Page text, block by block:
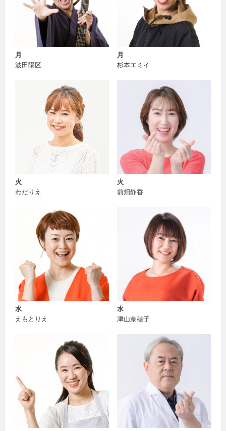
月
波田陽区
月
杉本エミイ
火
わだりえ
火
前畑静香
水
えもとりえ
水
津山奈穂子